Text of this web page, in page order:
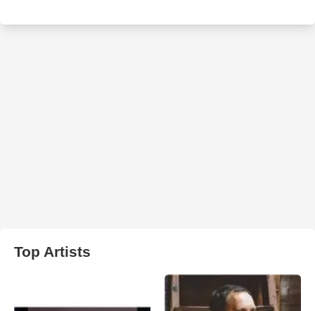
Top Artists